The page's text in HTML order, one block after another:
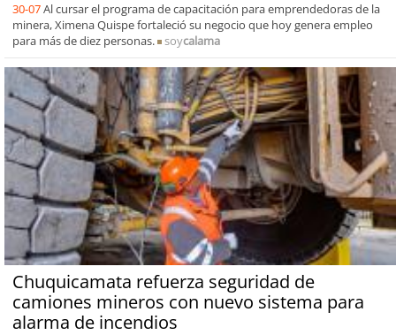
30-07Al cursar el programa de capacitación para emprendedoras de la
minera, Ximena Quispe fortaleció su negocio que hoy genera empleo
para más de diez personas.
soycalama
Chuquicamata refuerza seguridad de
camiones mineros con nuevo sistema para
alarma de incendios